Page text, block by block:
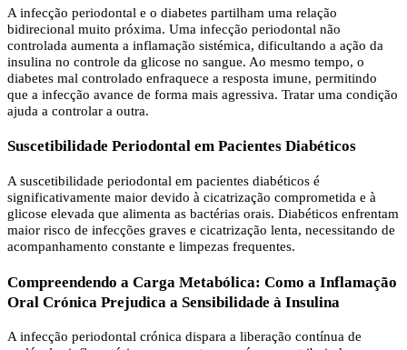
A infecção periodontal e o diabetes partilham uma relação
bidirecional muito próxima. Uma infecção periodontal não
controlada aumenta a inflamação sistémica, dificultando a ação da
insulina no controle da glicose no sangue. Ao mesmo tempo, o
diabetes mal controlado enfraquece a resposta imune, permitindo
que a infecção avance de forma mais agressiva. Tratar uma condição
ajuda a controlar a outra.
Suscetibilidade Periodontal em Pacientes Diabéticos
A suscetibilidade periodontal em pacientes diabéticos é
significativamente maior devido à cicatrização comprometida e à
glicose elevada que alimenta as bactérias orais. Diabéticos enfrentam
maior risco de infecções graves e cicatrização lenta, necessitando de
acompanhamento constante e limpezas frequentes.
Compreendendo a Carga Metabólica: Como a Inflamação
Oral Crónica Prejudica a Sensibilidade à Insulina
A infecção periodontal crónica dispara a liberação contínua de